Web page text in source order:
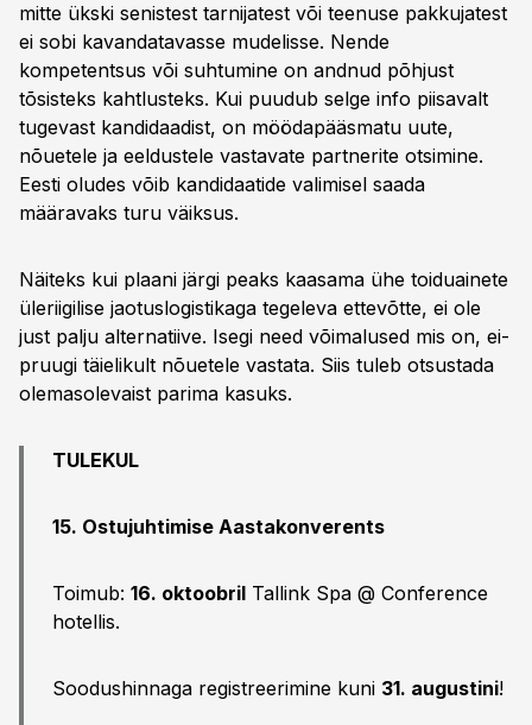
mitte ükski senistest tarnijatest või teenuse pakkujatest
ei sobi kavandatavasse mudelisse. Nende
kompetentsus või suhtumine on andnud põhjust
tõsisteks kahtlusteks. Kui puudub selge info piisavalt
tugevast kandidaadist, on möödapääsmatu uute,
nõuetele ja eel­dustele vastavate partnerite otsimine.
Eesti oludes võib kandidaatide valimisel saada
määravaks turu väiksus.
Näiteks kui plaani järgi peaks kaasama ühe toiduainete
üleriigilise jaotuslogistikaga tegeleva ettevõtte, ei ole
just palju alternatiive. Isegi need võimalused mis on, ei­
pruugi täielikult nõuetele vastata. Siis tuleb otsustada
olemasolevaist parima kasuks.
TULEKUL
15. Ostujuhtimise Aastakonverents
Toimub: 16. oktoobril Tallink Spa @ Conference
hotellis.
Soodushinnaga registreerimine kuni 31. augustini!